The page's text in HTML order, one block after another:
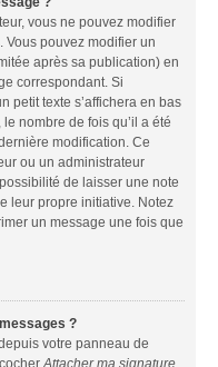
vous ne pouvez modifier
pouvez modifier un
après sa publication) en
correspondant. Si
petit texte s’affichera en bas
nombre de fois qu’il a été
modification. Ce
ou un administrateur
de laisser une note
leur propre initiative. Notez
un message une fois que
?
votre panneau de
Attacher ma signature